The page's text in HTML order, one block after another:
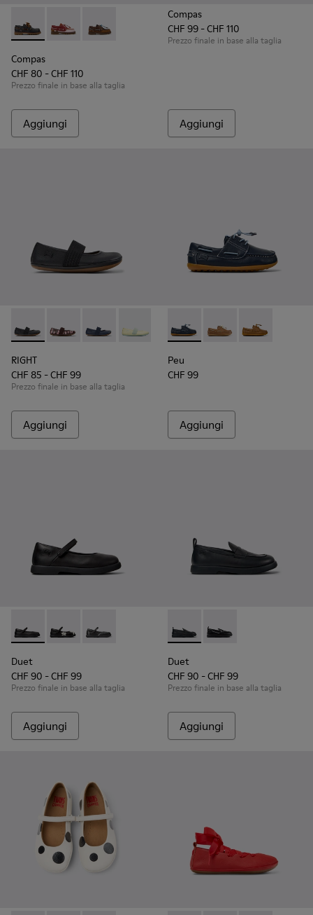
Compas - K800416-001 - Scarpe da barca in pelle blu con
Compas - K800416-008 - Scarpe da barca in pelle
Compas - K800416-007 - Scarpe da barca in
Compas
CHF 80 - CHF 110
Prezzo finale in base alla taglia
Aggiungi
Compas
CHF 99 - CHF 110
Prezzo finale in base alla taglia
Aggiungi
RIGHT - 80025-053 - Ballerine nere in pelle per bambini.
RIGHT - 80025-160 - Ballerine multicolor in pelle per
RIGHT - 80025-116 - Ballerine in pelle blu per
RIGHT - 80025-109
RIGHT - 80025-030
RIGHT
CHF 85 - CHF 99
Prezzo finale in base alla taglia
Aggiungi
Peu - K800689-002 -
Peu - K800689-004
Peu -
Peu
CHF 99
Aggiungi
Duet - K800549-003 - Ballerine nere in pelle per bambini.
Duet - K800549-006 - Ballerine multicolor in pelle
Duet - K800549-001 - Mary Jane da bambini
Duet
CHF 90 - CHF 99
Prezzo finale in base alla taglia
Aggiungi
Duet - K800609-001 -
Duet - K800609-003
Duet
CHF 90 - CHF 99
Prezzo finale in base alla taglia
Aggiungi